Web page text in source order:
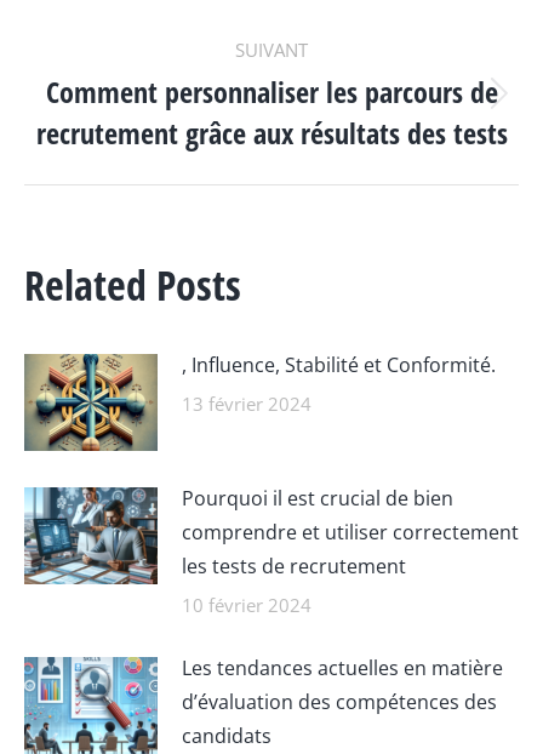
SUIVANT
Article
suivant
:
Comment personnaliser les parcours de
recrutement grâce aux résultats des tests
Related Posts
, Influence, Stabilité et Conformité.
13 février 2024
Pourquoi il est crucial de bien
comprendre et utiliser correctement
les tests de recrutement
10 février 2024
Les tendances actuelles en matière
d’évaluation des compétences des
candidats